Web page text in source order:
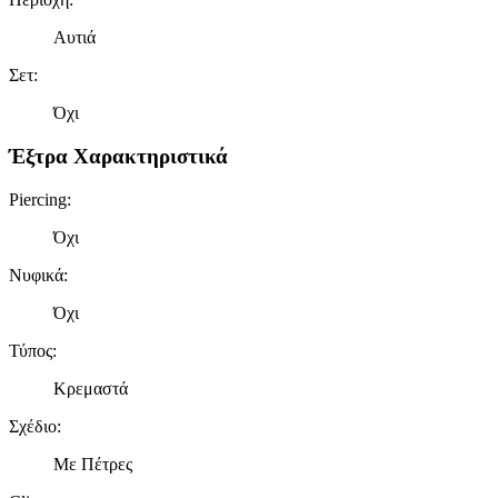
Αυτιά
Σετ:
Όχι
Έξτρα Χαρακτηριστικά
Piercing:
Όχι
Νυφικά:
Όχι
Τύπος:
Κρεμαστά
Σχέδιο:
Με Πέτρες